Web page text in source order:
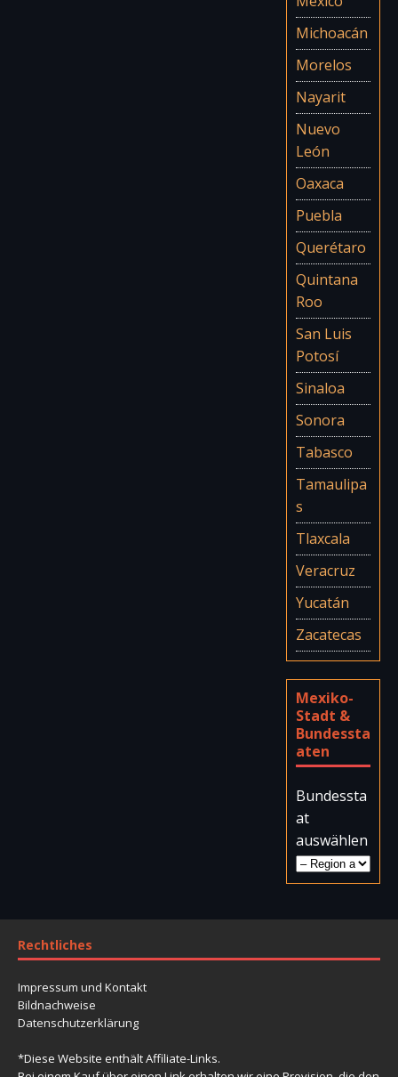
Michoacán
Morelos
Nayarit
Nuevo
León
Oaxaca
Puebla
Querétaro
Quintana
Roo
San Luis
Potosí
Sinaloa
Sonora
Tabasco
Tamaulipa
s
Tlaxcala
Veracruz
Yucatán
Zacatecas
Mexiko-
Stadt &
Bundessta
aten
Bundessta
at
auswählen
Rechtliches
Impressum und Kontakt
Bildnachweise
Datenschutzerklärung
*Diese Website enthält Affiliate-Links.